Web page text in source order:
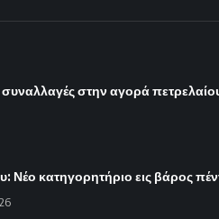
στην αγορά
Νέο κατηγορητήριο εις βάρος